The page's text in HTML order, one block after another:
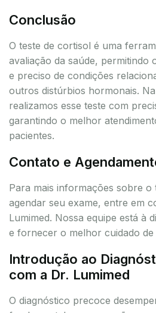
Conclusão
O teste de cortisol é uma
avaliação da saúde, permitindo
e preciso de condições
outros distúrbios hormonais.
realizamos esse teste com
garantindo o melhor
pacientes.
Contato e
Para mais informações sobre
agendar seu exame, entre em
Lumimed. Nossa equipe está à
e fornecer o melhor cuidado de
Introdução ao
com a Dr. Lumimed
O diagnóstico precoce